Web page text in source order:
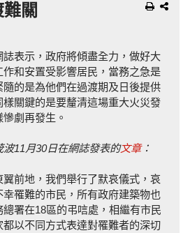
關
表示，政府將傾盡全力，做好大
和安置受影響居民，當務之急是
的是為他們在過渡期及日後提供
關鍵的是要釐清這場重大火災發
劇再發生。
波11月30日在網誌發表的文章：
前地，我們舉行了默哀儀式，哀
罹難的市民，所有政府建築物也
署在18區的弔唁處，相繼有市民
以不同方式表達對罹難者的深切